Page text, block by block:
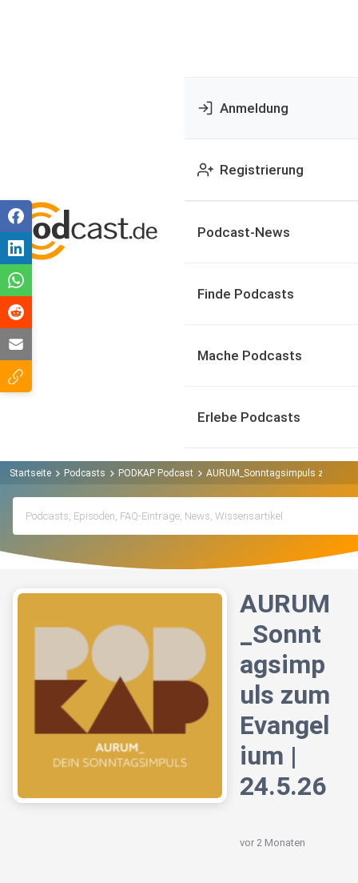
Anmeldung
Registrierung
Podcast-News
Finde Podcasts
Mache Podcasts
Erlebe Podcasts
Startseite Podcasts PODKAP Podcast AURUM_Sonntagsimpuls zum
AURUM
_Sonnt
agsimp
uls zum
Evangel
ium |
24.5.26
vor 2 Monaten